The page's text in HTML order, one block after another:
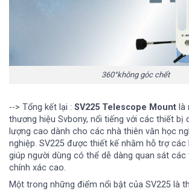
360°không góc chết
--> Tổng kết lại : SV225 Telescope Mount là
thương hiệu Svbony, nổi tiếng với các thiết bị
lượng cao dành cho các nhà thiên văn học
nghiệp. SV225 được thiết kế nhằm hỗ trợ các
giúp người dùng có thể dễ dàng quan sát
chính xác cao.
Một trong những điểm nổi bật của SV225 là